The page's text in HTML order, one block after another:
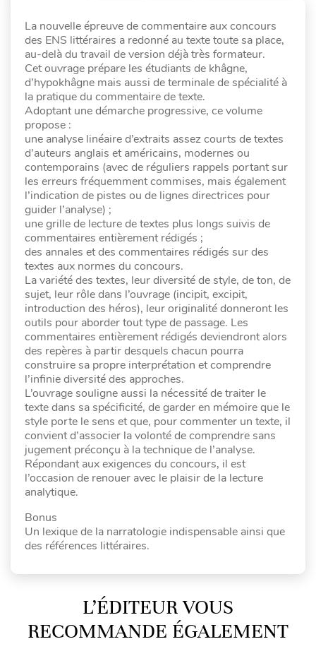
La nouvelle épreuve de commentaire aux concours
des ENS littéraires a redonné au texte toute sa place,
au-delà du travail de version déjà très formateur.
Cet ouvrage prépare les étudiants de khâgne,
d’hypokhâgne mais aussi de terminale de spécialité à
la pratique du commentaire de texte.
Adoptant une démarche progressive, ce volume
propose :
une analyse linéaire d’extraits assez courts de textes
d’auteurs anglais et américains, modernes ou
contemporains (avec de réguliers rappels portant sur
les erreurs fréquemment commises, mais également
l’indication de pistes ou de lignes directrices pour
guider l’analyse) ;
une grille de lecture de textes plus longs suivis de
commentaires entièrement rédigés ;
des annales et des commentaires rédigés sur des
textes aux normes du concours.
La variété des textes, leur diversité de style, de ton, de
sujet, leur rôle dans l’ouvrage (incipit, excipit,
introduction des héros), leur originalité donneront les
outils pour aborder tout type de passage. Les
commentaires entièrement rédigés deviendront alors
des repères à partir desquels chacun pourra
construire sa propre interprétation et comprendre
l’infinie diversité des approches.
L’ouvrage souligne aussi la nécessité de traiter le
texte dans sa spécificité, de garder en mémoire que le
style porte le sens et que, pour commenter un texte, il
convient d’associer la volonté de comprendre sans
jugement préconçu à la technique de l’analyse.
Répondant aux exigences du concours, il est
l’occasion de renouer avec le plaisir de la lecture
analytique.
Bonus
Un lexique de la narratologie indispensable ainsi que
des références littéraires.
L’ÉDITEUR VOUS
RECOMMANDE ÉGALEMENT